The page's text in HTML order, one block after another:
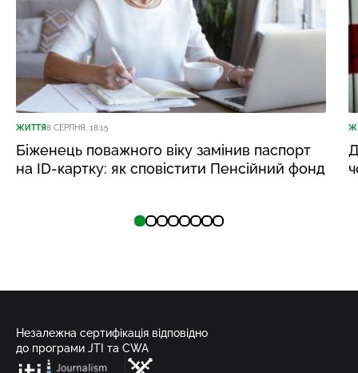
ЖИТТЯ8 СЕРПНЯ, 18:15
Біженець поважного віку замінив паспорт
на ID-картку: як сповістити Пенсійний фонд
Незалежна сертифікація відповідно
до програми JTI та CWA